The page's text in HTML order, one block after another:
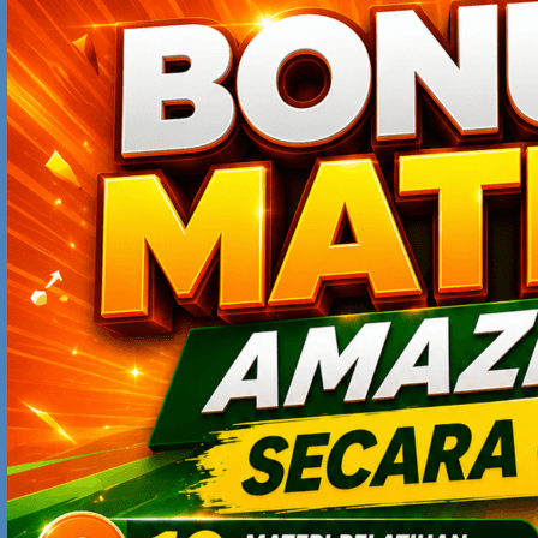
Aplikasi Mesin Cari Penjual Terdekat.
Bisa didownload di Google Play Store:
https://bit.ly/selada
semakin sering scroll2, klik2 terutama scroll dan klik,
akan semakin besar kemungkinan keuntungan yang
dapat saya peroleh.
Saya sangat berharap agar pengguna smart phone
scroll2 dan klik2 aplikasi yang saya buat.
SILAMEDIA
JANUARY 22, 2019 AT 5:06 PM
Penggunaan smartphone hampir sama kaya memakai